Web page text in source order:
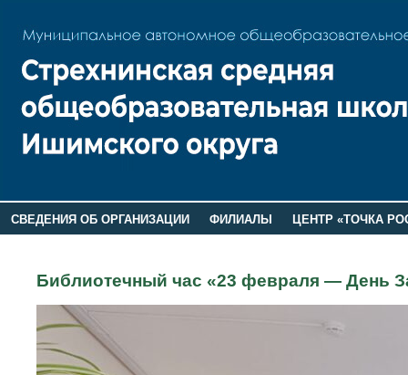
СВЕДЕНИЯ ОБ ОРГАНИЗАЦИИ ФИЛИАЛЫ
ЦЕНТР «ТОЧКА
Библиотечный час «23 февраля — День